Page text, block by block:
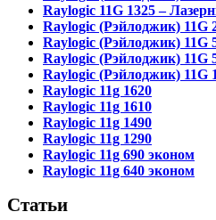
Raylogic 11G 1325 –
Raylogic (Рэйлоджик) 11G
Raylogic (Рэйлоджик) 11G
Raylogic (Рэйлоджик) 11G
Raylogic (Рэйлоджик) 11G
Raylogic 11g 1620
Raylogic 11g 1610
Raylogic 11g 1490
Raylogic 11g 1290
Raylogic 11g 690 эконом
Raylogic 11g 640 эконом
Статьи